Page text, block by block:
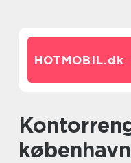
HOTMOBIL.dk
kontorrengøring
københavn